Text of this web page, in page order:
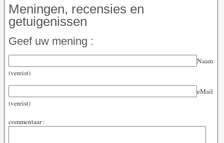
Meningen, recensies en
getuigenissen
Geef uw mening :
Naam
(vereist)
eMail
(vereist)
commentaar :